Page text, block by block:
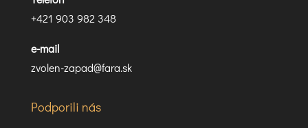
+421 903 982 348
e-mail
zvolen-zapad@fara.sk
Podporili nás